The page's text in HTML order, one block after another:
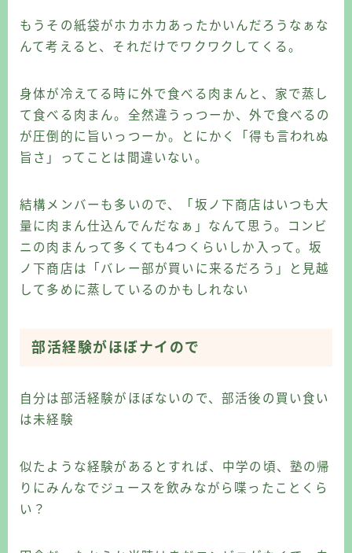
もうその紙袋がホカホカあったかいんだろうなぁな
んて考えると、それだけでワクワクしてくる。
身体が冷えてる時に外で食べる肉まんと、家で蒸し
て食べる肉まん。全然違うっつーか、外で食べるの
が圧倒的に旨いっつーか。とにかく「得も言われぬ
旨さ」ってことは間違いない。
結構メンバーも多いので、「坂ノ下商店はいつも大
量に肉まん仕込んでんだなぁ」なんて思う。コンビ
ニの肉まんって多くても4つくらいしか入って。坂
ノ下商店は「バレー部が買いに来るだろう」と見越
して多めに蒸しているのかもしれない
部活経験がほぼナイので
自分は部活経験がほぼないので、部活後の買い食い
は未経験
似たような経験があるとすれば、中学の頃、塾の帰
りにみんなでジュースを飲みながら喋ったことくら
い？